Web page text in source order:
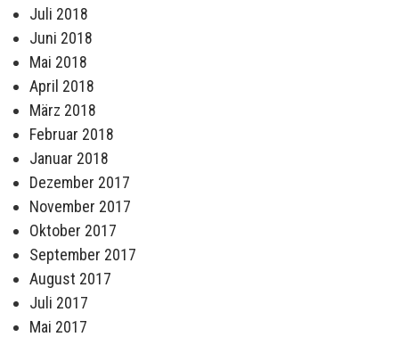
Juli 2018
Juni 2018
Mai 2018
April 2018
März 2018
Februar 2018
Januar 2018
Dezember 2017
November 2017
Oktober 2017
September 2017
August 2017
Juli 2017
Mai 2017